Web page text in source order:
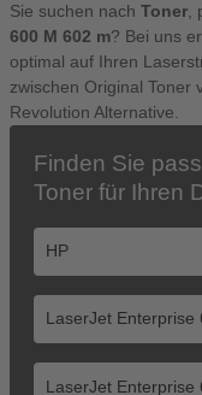
Sie suchen nach Toner,
600 M 602 m? Bei uns
optimal auf Ihren
zwischen Original Toner
Revolution Alternative.
Finden Sie
Toner für Ihren